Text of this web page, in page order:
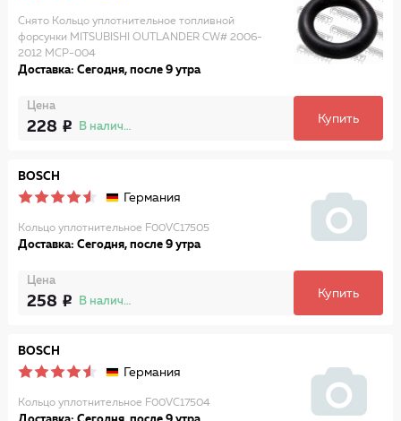
Снято Кольцо уплотнительное топливной
форсунки MITSUBISHI OUTLANDER CW# 2006-
2012 MCP-004
Доставка: Сегодня, после 9 утра
Цена
228 В наличии
Купить
BOSCH
Германия
Кольцо уплотнительное F00VC17505
Доставка: Сегодня, после 9 утра
Цена
258 В наличии
Купить
BOSCH
Германия
Кольцо уплотнительное F00VC17504